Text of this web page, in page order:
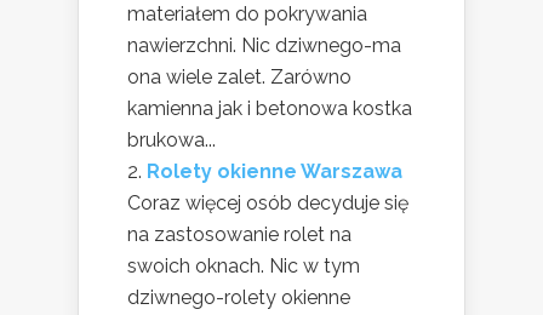
materiałem do pokrywania
nawierzchni. Nic dziwnego-ma
ona wiele zalet. Zarówno
kamienna jak i betonowa kostka
brukowa...
Rolety okienne Warszawa
Coraz więcej osób decyduje się
na zastosowanie rolet na
swoich oknach. Nic w tym
dziwnego-rolety okienne